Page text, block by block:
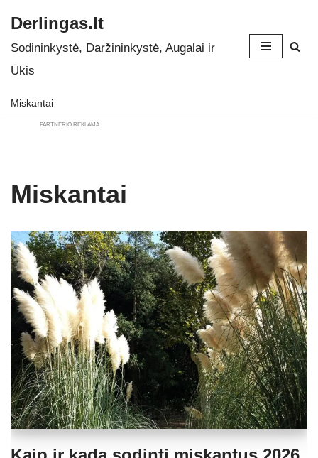
Skip
to
Derlingas.lt
Sodininkystė, Daržininkystė, Augalai ir
Ūkis
Miskantai
PARTNERIO REKLAMA
Miskantai